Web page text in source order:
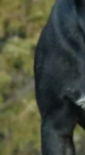
społecznościowe i
społecznościowym,
uzyskanymi podczas
i witryna nie będzie
osoby.